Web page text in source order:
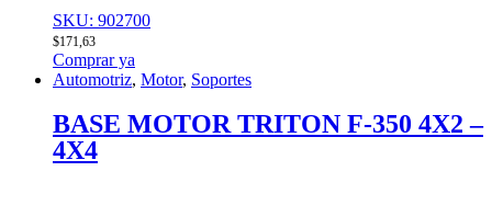
SKU: 902700
$171,63
Comprar ya
Automotriz, Motor, Soportes
BASE MOTOR TRITON F-350 4X2 –
4X4